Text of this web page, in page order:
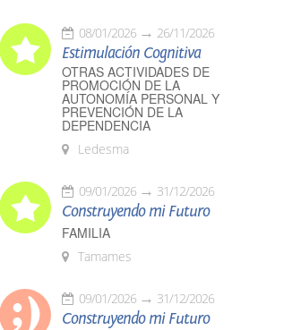
08/01/2026 26/11/2026
Estimulación Cognitiva
OTRAS ACTIVIDADES DE
PROMOCIÓN DE LA
AUTONOMÍA PERSONAL Y
PREVENCIÓN DE LA
DEPENDENCIA
Ledesma
09/01/2026 31/12/2026
Construyendo mi Futuro
FAMILIA
Tamames
09/01/2026 31/12/2026
Construyendo mi Futuro